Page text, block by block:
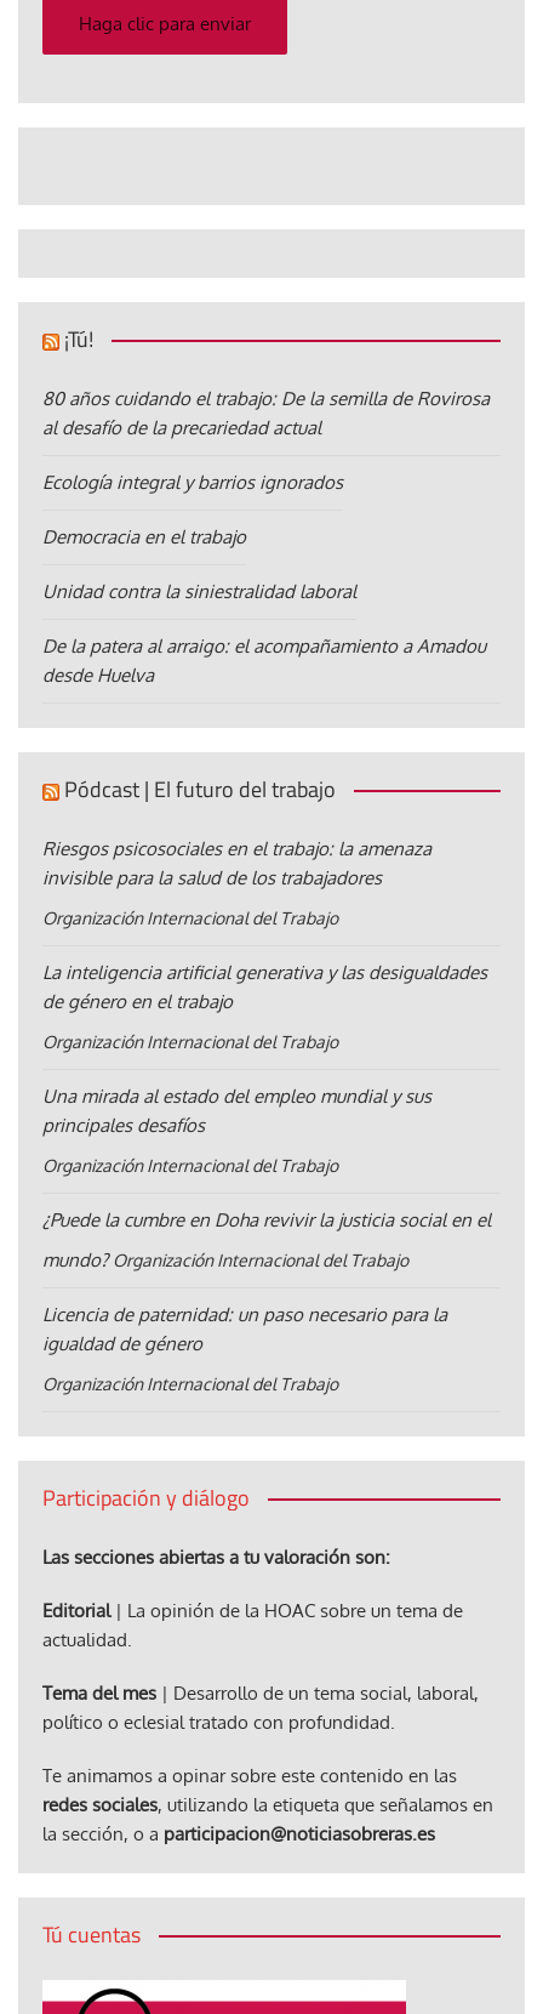
electrónico
Haga clic para enviar
¡Tú!
80 años cuidando el trabajo: De la semilla de Rovirosa
al desafío de la precariedad actual
Ecología integral y barrios ignorados
Democracia en el trabajo
Unidad contra la siniestralidad laboral
De la patera al arraigo: el acompañamiento a Amadou
desde Huelva
Pódcast | El futuro del trabajo
Riesgos psicosociales en el trabajo: la amenaza
invisible para la salud de los trabajadores
Organización Internacional del Trabajo
La inteligencia artificial generativa y las desigualdades
de género en el trabajo
Organización Internacional del Trabajo
Una mirada al estado del empleo mundial y sus
principales desafíos
Organización Internacional del Trabajo
¿Puede la cumbre en Doha revivir la justicia social en el
mundo? Organización Internacional del Trabajo
Licencia de paternidad: un paso necesario para la
igualdad de género
Organización Internacional del Trabajo
Participación y diálogo
Las secciones abiertas a tu valoración son:
Editorial| La opinión de la HOAC sobre un tema de
actualidad.
Tema del mes | Desarrollo de un tema social, laboral,
político o eclesial tratado con profundidad.
Te animamos a opinar sobre este contenido en las
redes sociales, utilizando la etiqueta que señalamos en
la sección, o a participacion@noticiasobreras.es
Tú cuentas